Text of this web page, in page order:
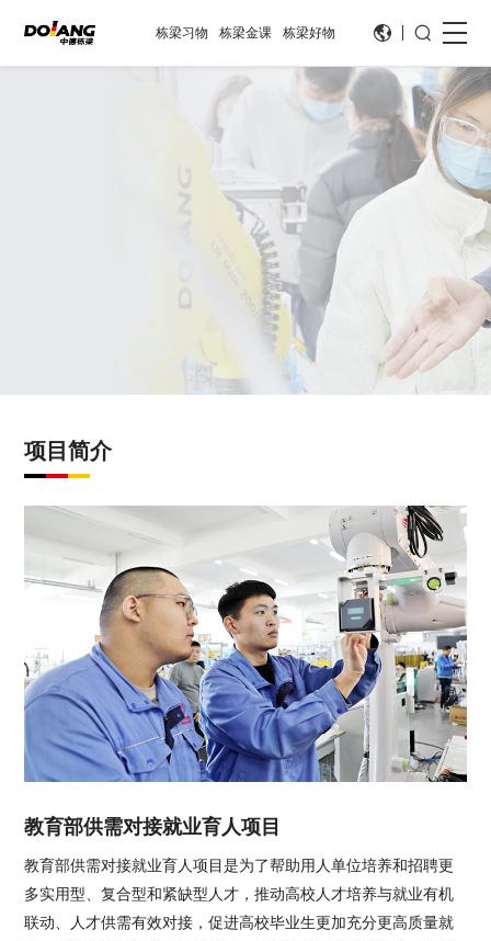
栋梁习物 栋梁金课 栋梁好物
项目简介
教育部供需对接就业育人项目
教育部供需对接就业育人项目是为了帮助用人单位培养和招聘更
多实用型、复合型和紧缺型人才，推动高校人才培养与就业有机
联动、人才供需有效对接，促进高校毕业生更加充分更高质量就